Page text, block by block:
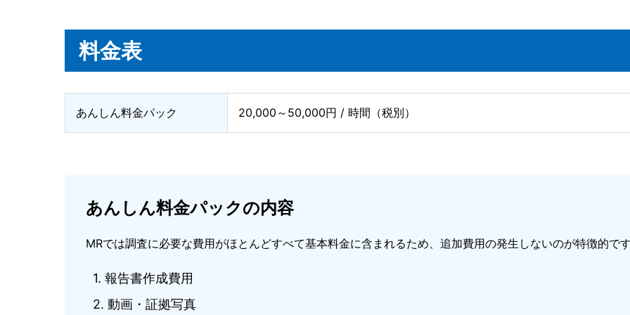
料金表
あんしん料金パック 20,000～50,000円 / 時間（税別）
あんしん料金パックの内容
MRでは調査に必要な費用がほとんどすべて基本料金に含まれるため、追加費用の発生しないのが特徴的で
報告書作成費用
動画・証拠写真